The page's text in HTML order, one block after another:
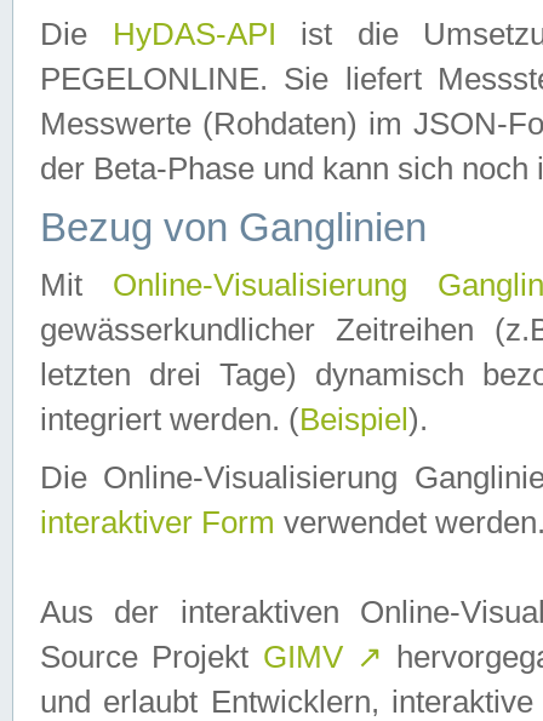
Die HyDAS-API ist die
PEGELONLINE. Sie liefert
Messwerte (Rohdaten) im JSON-
der Beta-Phase und kann sich noch
Bezug von Ganglinien
Mit Online-Visualisierung
gewässerkundlicher Zeitreihen
letzten drei Tage) dynamisch
integriert werden. (Beispiel ).
Die Online-Visualisierung
interaktiver Form verwendet
Aus der interaktiven Online-
Source Projekt GIMV ↗
und erlaubt Entwicklern,